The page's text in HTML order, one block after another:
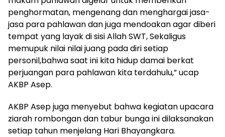
penghormatan, mengenang dan menghargai jasa-
jasa para pahlawan dan juga mendoakan agar diberi
tempat yang layak di sisi Allah SWT, Sekaligus
memupuk nilai nilai juang pada diri setiap
personil,bahwa saat ini kita hidup damai berkat
perjuangan para pahlawan kita terdahulu,” ucap
AKBP Asep.
AKBP Asep juga menyebut bahwa kegiatan upacara
ziarah rombongan dan tabur bunga ini dilaksanakan
setiap tahun menjelang Hari Bhayangkara.